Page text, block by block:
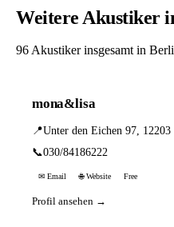
Weitere Akustiker
96 Akustiker insgesamt in
mona&lisa
📍Unter den Eichen 97,
📞030/84186222
✉ Email 🌐 Website Free
Profil ansehen →